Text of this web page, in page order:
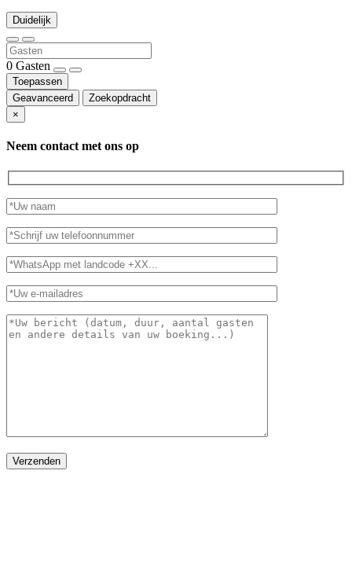
Duidelijk
0 Gasten
Toepassen
Geavanceerd
Zoekopdracht
×
Neem contact met ons op